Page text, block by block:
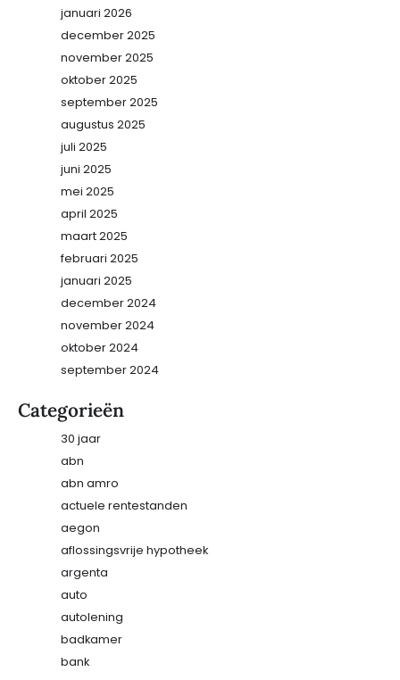
januari 2026
december 2025
november 2025
oktober 2025
september 2025
augustus 2025
juli 2025
juni 2025
mei 2025
april 2025
maart 2025
februari 2025
januari 2025
december 2024
november 2024
oktober 2024
september 2024
Categorieën
30 jaar
abn
abn amro
actuele rentestanden
aegon
aflossingsvrije hypotheek
argenta
auto
autolening
badkamer
bank